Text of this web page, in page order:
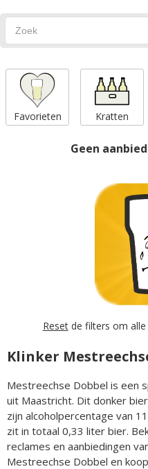
Favorieten Kratten
Geen
Resetde filters om alle
Klinker
Mestreechse Dobbel is een
uit Maastricht. Dit donker
zijn alcoholpercentage van
zit in totaal 0,33 liter bier.
reclames en aanbiedingen
Mestreechse Dobbel en